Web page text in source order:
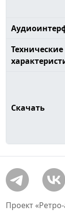
Технические
Скачать
Проект